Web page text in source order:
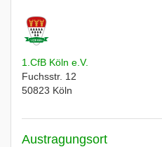
1.CfB Köln e.V.
Fuchsstr. 12
50823 Köln
Austragungsort